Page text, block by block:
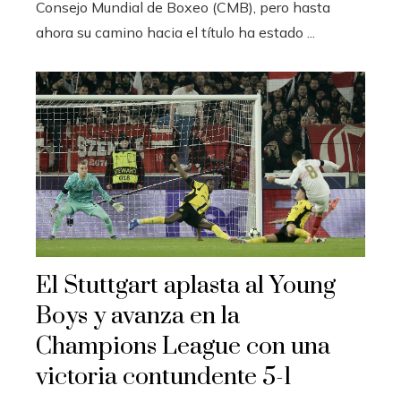
Consejo Mundial de Boxeo (CMB), pero hasta
ahora su camino hacia el título ha estado ...
El Stuttgart aplasta al Young
Boys y avanza en la
Champions League con una
victoria contundente 5-1